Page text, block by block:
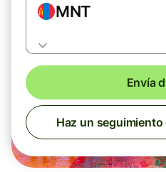
MNT
Envía
Haz un